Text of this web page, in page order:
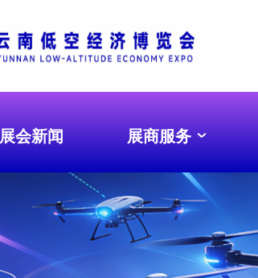
展会新闻 展商服务